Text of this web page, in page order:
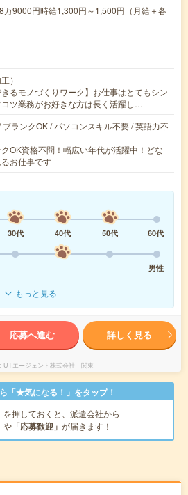
万9000円時給1,300円～1,500円（月給＋各
）
きるモノづくりワーク】お仕事はとてもシン
ツ業務がお好きな方は長く活躍し…
ランクOK / パソコンスキル不要 / 英語力不
OK資格不問！幅広い年代が活躍中！どな
お仕事です
30代 40代 50代
60代
男性
もっと見る
応募へ進む 詳しく見る
UTエージェント株式会社 関東
「★気になる！」をタップ！
を押しておくと、派遣会社から
や 「応募歓迎」 が届きます！